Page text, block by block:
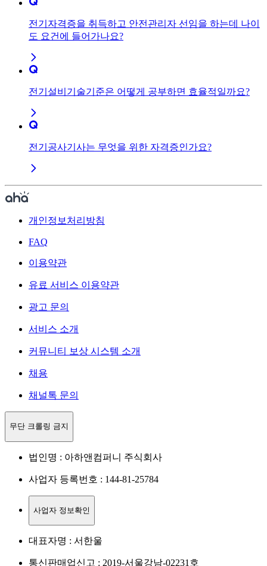
전기자격증을 취득하고 안전관리자 선임을 하는데 나이
도 요건에 들어가나요?
전기설비기술기준은 어떻게 공부하면 효율적일까요?
전기공사기사는 무엇을 위한 자격증인가요?
개인정보처리방침
FAQ
이용약관
유료 서비스 이용약관
광고 문의
서비스 소개
커뮤니티 보상 시스템 소개
채용
채널톡 문의
무단 크롤링 금지
법인명 : 아하앤컴퍼니 주식회사
사업자 등록번호 : 144-81-25784
사업자 정보확인
대표자명 : 서한울
통신판매업신고 : 2019-서울강남-02231호